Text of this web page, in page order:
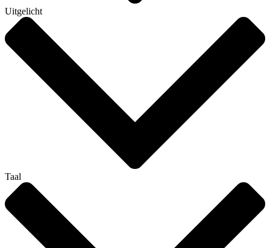
Uitgelicht
Taal